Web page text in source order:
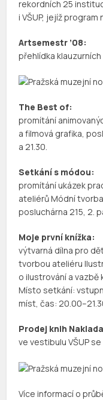
rekordních 25
i VŠUP, jejíž
Artsemestr ’08:
přehlídka
The Best of:
promítání
a filmová grafika,
a 21.30.
Setkání s módou:
promítání ukázek
ateliérů Módní
posluchárna 215, 2.
Moje první knížka:
výtvarná dílna pro
tvorbou ateliéru
o ilustrování a vazbě
Místo setkání:
míst, čas:
Prodej knih
ve vestibulu VŠUP
Více informací o